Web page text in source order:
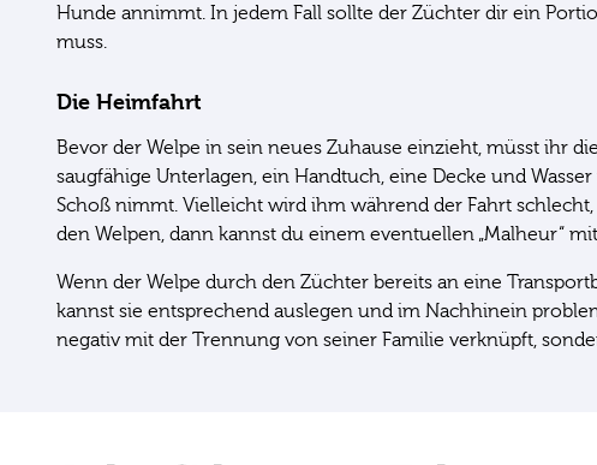
Hunde annimmt. In jedem Fall sollte der Züchter dir ein
muss.
Die Heimfahrt
Bevor der Welpe in sein neues Zuhause einzieht, müsst ihr
saugfähige Unterlagen, ein Handtuch, eine Decke und
Schoß nimmt. Vielleicht wird ihm während der Fahrt
den Welpen, dann kannst du einem eventuellen „Malheur“
Wenn der Welpe durch den Züchter bereits an eine
kannst sie entsprechend auslegen und im Nachhinein
negativ mit der Trennung von seiner Familie verknüpft,